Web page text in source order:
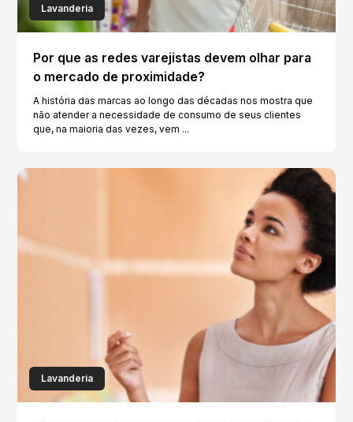
Lavanderia
Por que as redes varejistas devem olhar para
o mercado de proximidade?
A história das marcas ao longo das décadas nos mostra que
não atender a necessidade de consumo de seus clientes
que, na maioria das vezes, vem ...
Lavanderia